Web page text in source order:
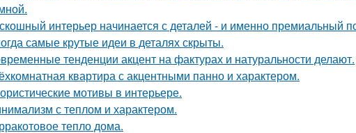
интерьер начинается с деталей - и именно премиальный
самые крутые идеи в деталях скрыты.
тенденции акцент на фактурах и натуральности делают.
квартира с акцентными панно и характером.
мотивы в интерьере.
с теплом и характером.
тепло дома.